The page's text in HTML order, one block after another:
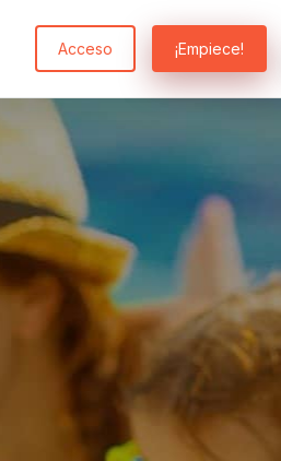
Acceso ¡Empiece!